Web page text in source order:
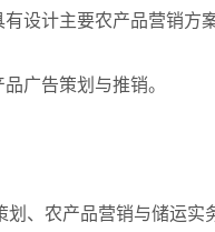
计主要农产品营销方
广告策划与推销。
、农产品营销与储运实